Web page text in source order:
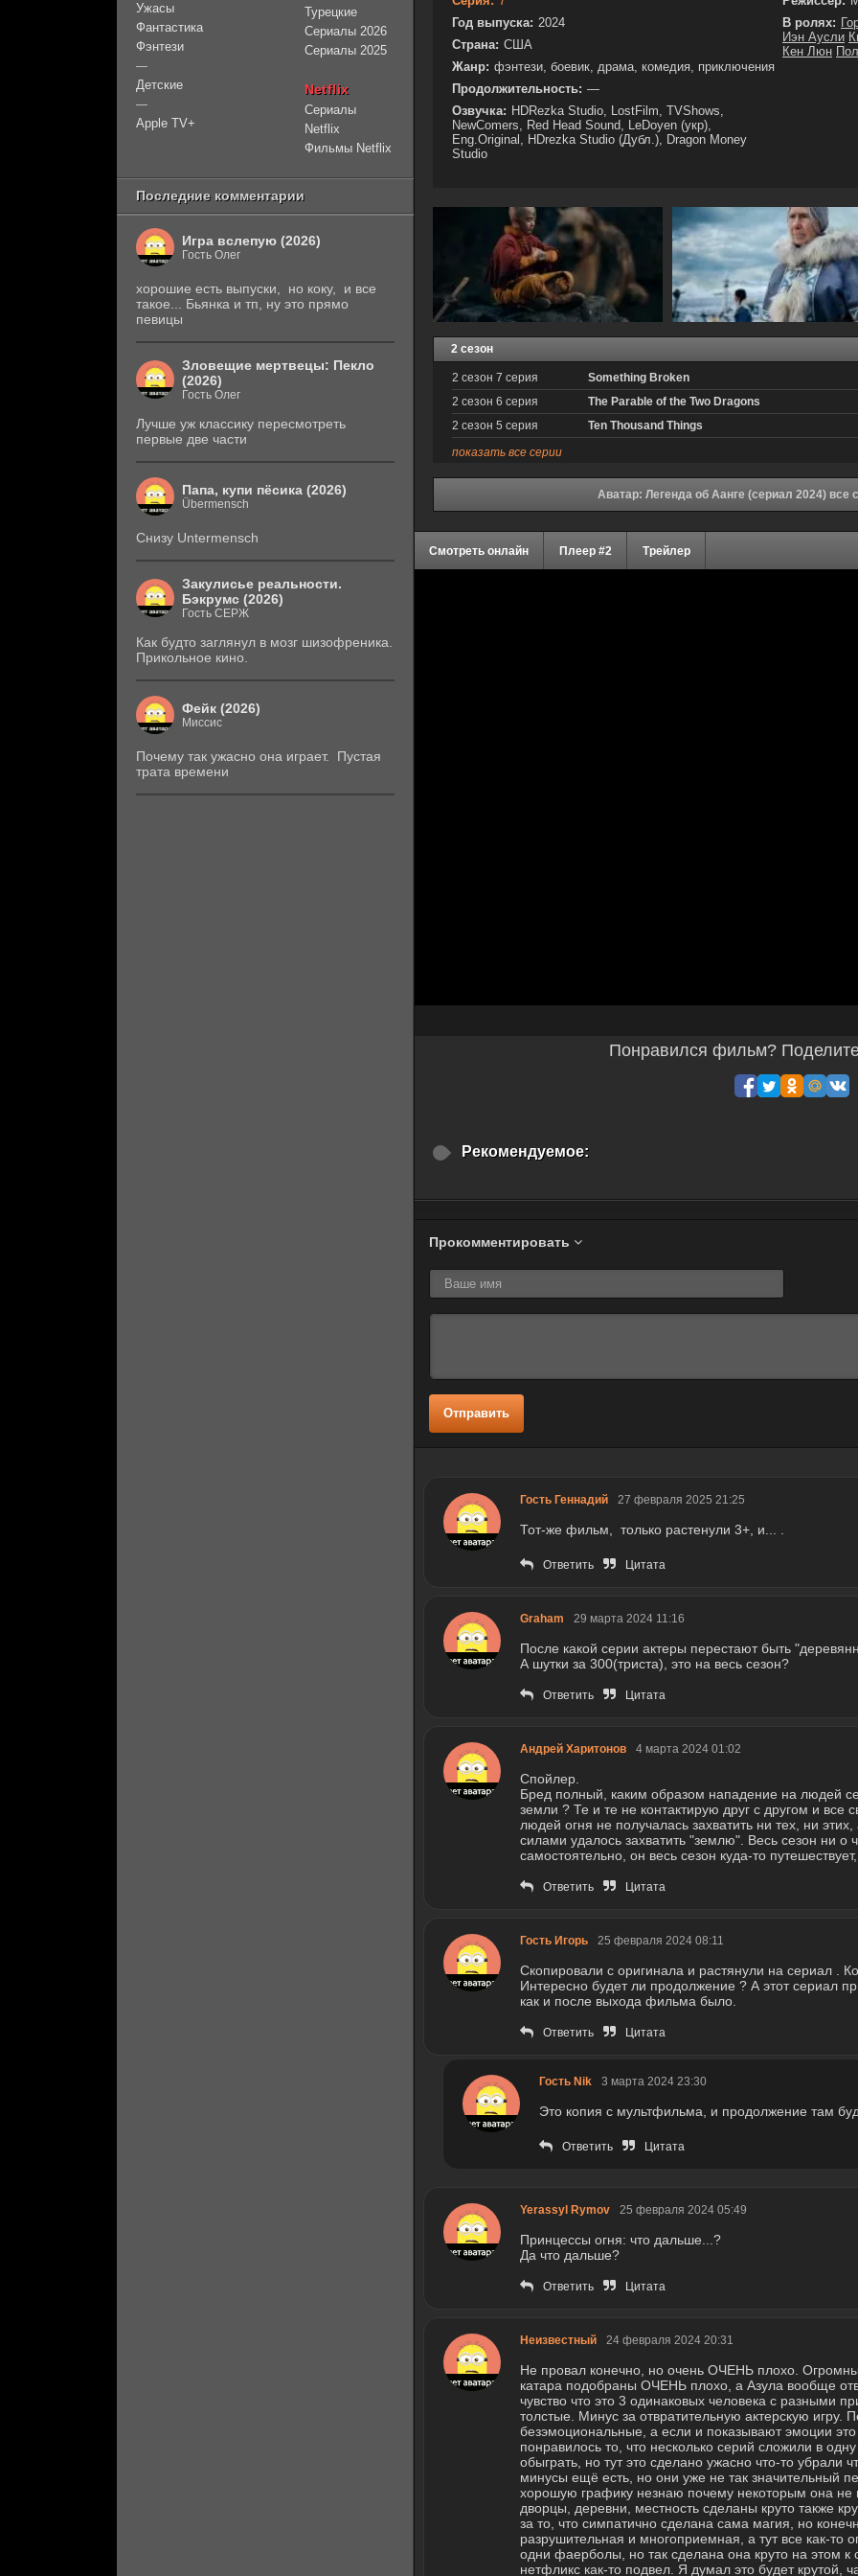
Год выпуска: 2024
Страна: США
Жанр: фэнтези, боевик, драма, комедия, приключения
Продолжительность: —
Озвучка: HDRezka Studio, LostFilm, TVShows,
NewComers, Red Head Sound, LeDoyen (укр),
Eng.Original, HDrezka Studio (Дубл.), Dragon Money
Studio
В ролях:
Иэн Аусли
Кен Люн
2 сезон
2 сезон 7 серия Something Broken
2 сезон 6 серия
The Parable of the Two Dragons
2 сезон 5 серия
Ten Thousand Things
показать все серии
Аватар: Легенда об Аанге (сериал 2024) все
Смотреть онлайн Плеер #2 Трейлер
Понравился фильм?
Рекомендуемое:
Прокомментировать
Отправить
Гость Геннадий 27 февраля 2025 21:25
Тот-же фильм, только растенули 3+, и... .
Ответить Цитата
Graham 29 марта 2024 11:16
После какой серии актеры перестают быть
А шутки за 300(триста), это на весь сезон?
Ответить Цитата
Андрей Харитонов 4 марта 2024 01:02
Спойлер.
Бред полный, каким образом нападение на людей
земли ? Те и те не контактирую друг с другом и все
людей огня не получалась захватить ни тех, ни
силами удалось захватить "землю". Весь сезон ни о
самостоятельно, он весь сезон куда-то
Ответить Цитата
Гость Игорь 25 февраля 2024 08:11
Скопировали с оригинала и растянули на сериал .
Интересно будет ли продолжение ? А этот сериал
как и после выхода фильма было.
Ответить Цитата
Гость Nik 3 марта 2024 23:30
Это копия с мультфильма, и продолжение там
Ответить Цитата
Yerassyl Rymov 25 февраля 2024 05:49
Принцессы огня: что дальше...?
Да что дальше?
Ответить Цитата
Неизвестный 24 февраля 2024 20:31
Не провал конечно, но очень ОЧЕНЬ плохо.
катара подобраны ОЧЕНЬ плохо, а Азула вообще
чувство что это 3 одинаковых человека с разными
толстые. Минус за отвратительную актерскую игру.
безэмоциональные, а если и показывают эмоции
понравилось то, что несколько серий сложили в
обыграть, но тут это сделано ужасно что-то убрали
минусы ещё есть, но они уже не так значительный
хорошую графику незнаю почему некоторым она не
дворцы, деревни, местность сделаны круто также
за то, что симпатично сделана сама магия, но
разрушительная и многоприемная, а тут все как-то
одни фаерболы, но так сделана она круто на этом
нетфликс как-то подвел. Я думал это будет крутой,
Ужасы
Фантастика
Фэнтези
—
Детские
—
Apple TV+
Турецкие
Сериалы 2026
Сериалы 2025
Netflix
Сериалы
Netflix
Фильмы Netflix
Последние комментарии
Игра вслепую (2026)
Гость Олег
хорошие есть выпуски, но коку, и все
такое... Бьянка и тп, ну это прямо
певицы
Зловещие мертвецы: Пекло
(2026)
Гость Олег
Лучше уж классику пересмотреть
первые две части
Папа, купи пёсика (2026)
Übermensch
Снизу Untermensch
Закулисье реальности.
Бэкрумс (2026)
Гость СЕРЖ
Как будто заглянул в мозг шизофреника.
Прикольное кино.
Фейк (2026)
Миссис
Почему так ужасно она играет. Пустая
трата времени